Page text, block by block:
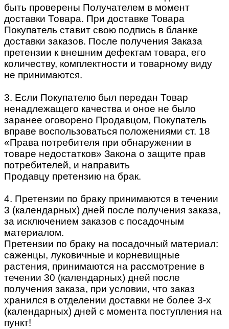
быть проверены Получателем в момент
доставки Товара. При доставке Товара
Покупатель ставит свою подпись в бланке
доставки заказов. После получения Заказа
претензии к внешним дефектам товара, его
количеству, комплектности и товарному виду
не принимаются.
3. Если Покупателю был передан Товар
ненадлежащего качества и оное не было
заранее оговорено Продавцом, Покупатель
вправе воспользоваться положениями ст. 18
«Права потребителя при обнаружении в
товаре недостатков» Закона о защите прав
потребителей, и направить
Продавцу претензию на брак.
4. Претензии по браку принимаются в течении
3 (календарных) дней после получения заказа,
за исключением заказов с посадочным
материалом.
Претензии по браку на посадочный материал:
саженцы, луковичные и корневищные
растения, принимаются на рассмотрение в
течении 30 (календарных) дней после
получения заказа, при условии, что заказ
хранился в отделении доставки не более 3-х
(календарных) дней с момента поступления на
пункт!